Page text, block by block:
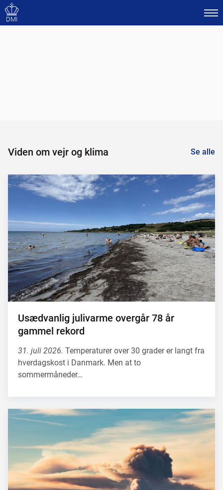
DMI
Viden om vejr og klima Se alle
Usædvanlig julivarme overgår 78 år
gammel rekord
31. juli 2026. Temperaturer over 30 grader er langt fra
hverdagskost i Danmark. Men at to
sommermåneder…